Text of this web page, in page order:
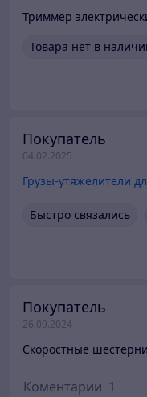
Триммер
Товара нет в
Покупатель
04.02.2025
Грузы-утяжелители
Быстро связались
Покупатель
26.09.2024
Коментарии 1